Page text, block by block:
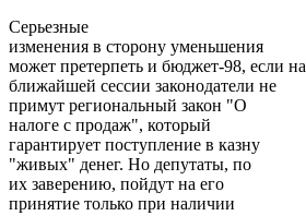
Серьезные
изменения в сторону уменьшения
может претерпеть и бюджет-98, если на
ближайшей сессии законодатели не
примут региональный закон "О
налоге с продаж", который
гарантирует поступление в казну
"живых" денег. Но депутаты, по
их заверению, пойдут на его
принятие только при наличии